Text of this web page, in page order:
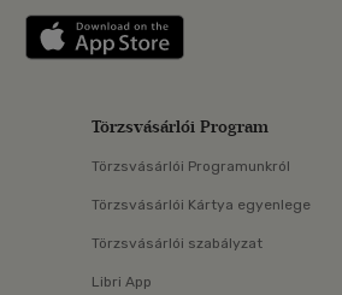
Libri applikáció Szerezd meg: Google
Törzsvásárlói Program
Törzsvásárlói Programunkról
Törzsvásárlói Kártya egyenlege
Törzsvásárlói szabályzat
Libri App